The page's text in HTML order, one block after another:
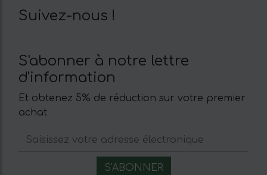
Suivez-nous !
S'abonner à notre lettre
d'information
Et obtenez 5% de réduction sur votre premier
achat